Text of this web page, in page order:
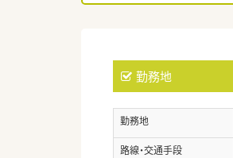
勤務地
勤務地
路線・交通手段